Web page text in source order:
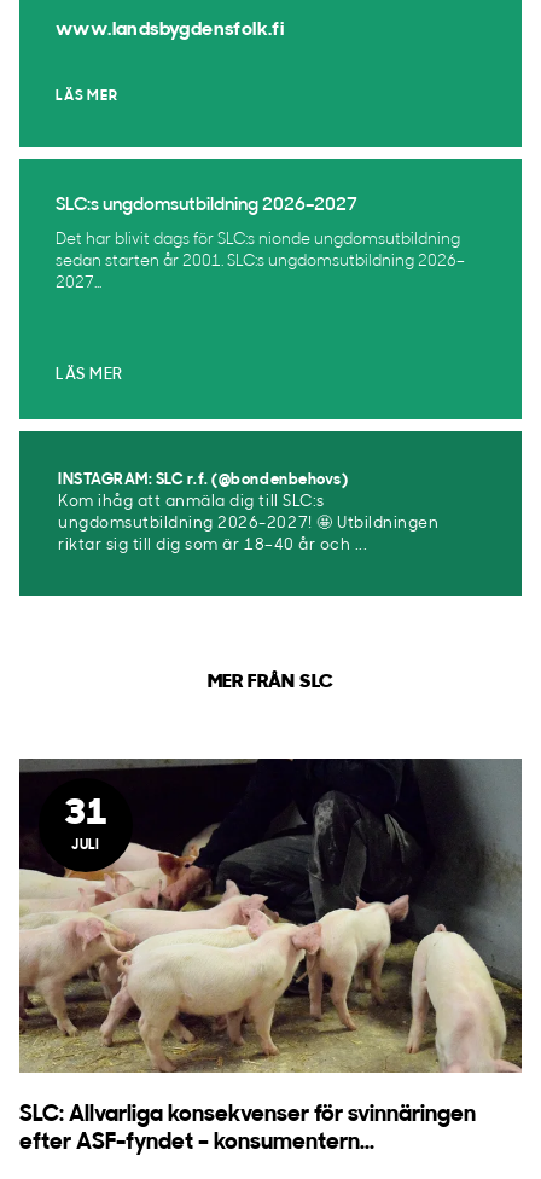
www.landsbygdensfolk.fi
LÄS MER
SLC:s ungdomsutbildning 2026–2027
Det har blivit dags för SLC:s nionde ungdomsutbildning
sedan starten år 2001. SLC:s ungdomsutbildning 2026–
2027...
LÄS MER
INSTAGRAM: SLC r.f. (@bondenbehovs)
Kom ihåg att anmäla dig till SLC:s
ungdomsutbildning 2026-2027! 🤩 Utbildningen
riktar sig till dig som är 18–40 år och ...
MER FRÅN SLC
31
JULI
SLC: Allvarliga konsekvenser för svinnäringen
efter ASF-fyndet – konsumentern...